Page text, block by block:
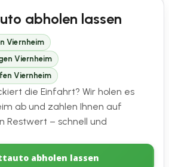
abholen lassen
Viernheim
Viernheim
Viernheim
die Einfahrt? Wir holen es
ab und zahlen Ihnen auf
Restwert – schnell und
abholen lassen